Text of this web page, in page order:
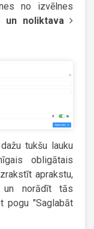
no izvēlnes
un noliktava
tukšu lauku
obligātais
aprakstu,
norādīt tās
pogu "Saglabāt